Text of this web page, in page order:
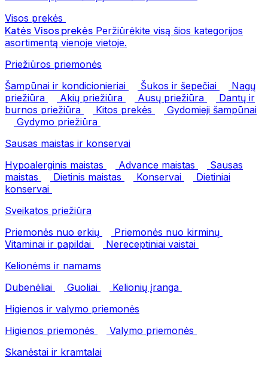
Visos prekės
Katės Visos prekės Peržiūrėkite visą šios kategorijos
asortimentą vienoje vietoje.
Priežiūros priemonės
Šampūnai ir kondicionieriai
Šukos ir šepečiai
Nagų
priežiūra
Akių priežiūra Ausų priežiūra
Dantų ir
burnos priežiūra
Kitos prekės
Gydomieji šampūnai
Gydymo priežiūra
Sausas maistas ir konservai
Hypoalerginis maistas
Advance maistas
Sausas
maistas
Dietinis maistas Konservai
Dietiniai
konservai
Sveikatos priežiūra
Priemonės nuo erkių
Priemonės nuo kirminų
Vitaminai ir papildai
Nereceptiniai vaistai
Kelionėms ir namams
Dubenėliai
Guoliai
Kelionių įranga
Higienos ir valymo priemonės
Higienos priemonės
Valymo priemonės
Skanėstai ir kramtalai